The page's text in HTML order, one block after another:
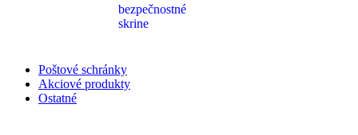
bezpečnostné
skrine
Poštové schránky
Akciové produkty
Ostatné